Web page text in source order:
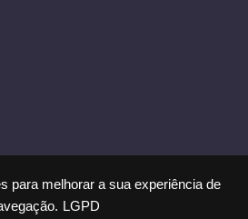
para melhorar a sua experiência de
LGPD